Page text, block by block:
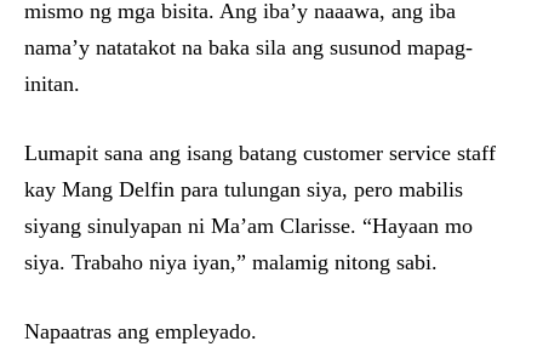
mismo ng mga bisita. Ang iba’y naaawa, ang iba
nama’y natatakot na baka sila ang susunod mapag-
initan.
Lumapit sana ang isang batang customer service staff
kay Mang Delfin para tulungan siya, pero mabilis
siyang sinulyapan ni Ma’am Clarisse. “Hayaan mo
siya. Trabaho niya iyan,” malamig nitong sabi.
Napaatras ang empleyado.